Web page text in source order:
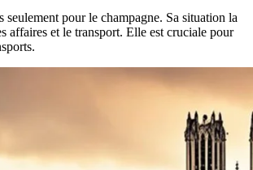
seulement pour le champagne. Sa situation la
affaires et le transport. Elle est cruciale pour